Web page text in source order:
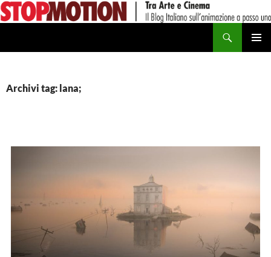
Vai
al
Archivi tag: lana;